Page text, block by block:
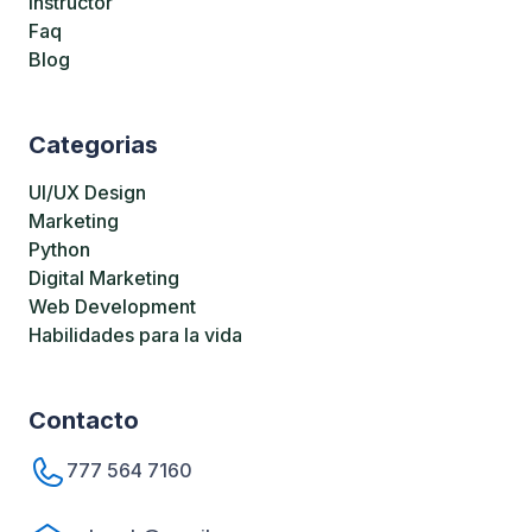
Faq
Blog
Categorias
UI/UX Design
Marketing
Python
Digital Marketing
Web Development
Habilidades para la vida
Contacto
777 564 7160